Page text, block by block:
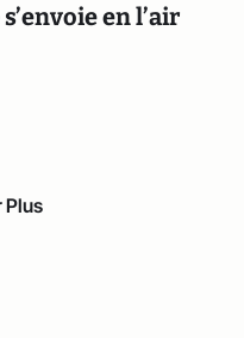
en l’air
Plus